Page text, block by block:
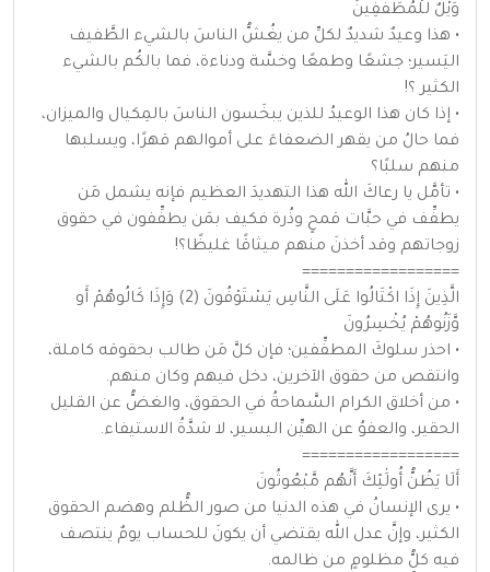
وَيْلٌ لِّلْمُطَفِّفِينَ
• هذا وعيدٌ شديدٌ لكلِّ من يغُشُّ الناسَ بالشيء الطَّفيف
اليَسير؛ جشعًا وطمعًا وخسَّة ودناءة، فما بالكُم بالشيء
الكثير ؟!
• إذا كان هذا الوعيدُ للذين يبخَسون الناسَ بالمِكيال والميزان،
فما حالُ من يقهر الضعفاءَ على أموالهم قهرًا، ويسلبها
منهم سلبًا؟
• تأمَّل يا رعاكَ الله هذا التهديدَ العظيم فإنه يشمل مَن
يطفِّف في حبَّات قمحٍ وذُرة فكيف بمَن يطفِّفون في حقوق
زوجاتهم وقد أخذنَ منهم ميثاقًا غليظًا؟!
==================
الَّذِينَ إِذَا اكْتَالُوا عَلَى النَّاسِ يَسْتَوْفُونَ (2) وَإِذَا كَالُوهُمْ أَو
وَّزَنُوهُمْ يُخْسِرُونَ
• احذر سلوكَ المطفِّفين؛ فإن كلَّ مَن طالب بحقوقه كاملة،
وانتقص من حقوق الآخرين، دخل فيهم وكان منهم.
• من أخلاق الكرام السَّماحةُ في الحقوق، والغضُّ عن القليل
الحقير، والعفوُ عن الهيِّن اليسير، لا شدَّةُ الاستيفاء.
==================
أَلَا يَظُنُّ أُولَٰئِكَ أَنَّهُم مَّبْعُوثُونَ
• يرى الإنسانُ في هذه الدنيا من صور الظُّلم وهضم الحقوق
الكثير، وإنَّ عدل الله يقتضي أن يكونَ للحساب يومٌ ينتصف
فيه كلُّ مظلومٍ من ظالمه.